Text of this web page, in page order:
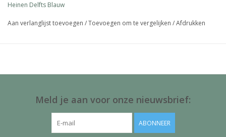
Heinen Delfts Blauw
Aan verlanglijst toevoegen /Toevoegen om te vergelijken /Afdrukken
Meld je aan voor onze nieuwsbrief:
ABONNEER